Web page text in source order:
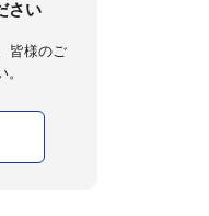
さい
皆様のご